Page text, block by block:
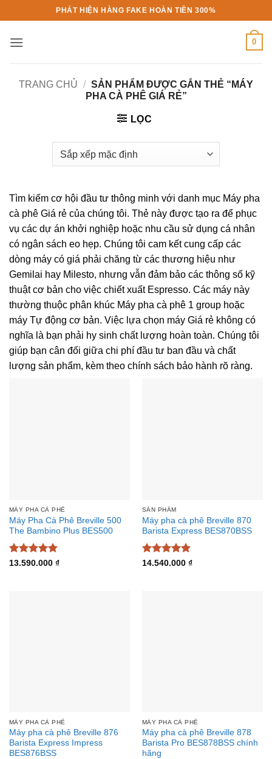
qua
nội
PHÁT HIỆN HÀNG FAKE HOÀN TIỀN 300%
0
TRANG CHỦ / SẢN PHẨM ĐƯỢC GẮN THẺ “MÁY
PHA CÀ PHÊ GIÁ RẺ”
LỌC
Tìm kiếm cơ hội đầu tư thông minh với danh mục Máy pha
cà phê Giá rẻ của chúng tôi. Thẻ này được tạo ra để phục
vụ các dự án khởi nghiệp hoặc nhu cầu sử dụng cá nhân
có ngân sách eo hẹp. Chúng tôi cam kết cung cấp các
dòng máy có giá phải chăng từ các thương hiệu như
Gemilai hay Milesto, nhưng vẫn đảm bảo các thông số kỹ
thuật cơ bản cho việc chiết xuất Espresso. Các máy này
thường thuộc phân khúc Máy pha cà phê 1 group hoặc
máy Tự động cơ bản. Việc lựa chọn máy Giá rẻ không có
nghĩa là bạn phải hy sinh chất lượng hoàn toàn. Chúng tôi
giúp bạn cân đối giữa chi phí đầu tư ban đầu và chất
lượng sản phẩm, kèm theo chính sách bảo hành rõ ràng.
MÁY PHA CÀ PHÊ
Máy Pha Cà Phê Breville 500
The Bambino Plus BES500
Được xếp
13.590.000 ₫
SẢN PHẨM
Máy pha cà phê Breville 870
Barista Express BES870BSS
Được xếp
14.540.000 ₫
MÁY PHA CÀ PHÊ
Máy pha cà phê Breville 876
Barista Express Impress
BES876BSS
MÁY PHA CÀ PHÊ
Máy pha cà phê Breville 878
Barista Pro BES878BSS chính
hãng